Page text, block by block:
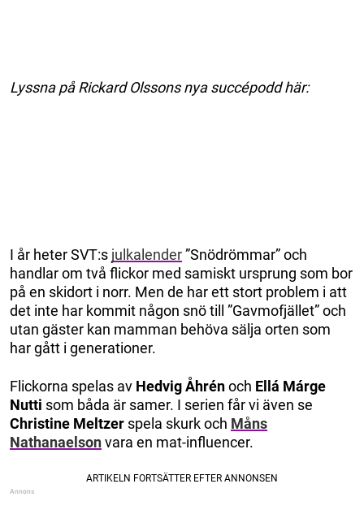
Lyssna på Rickard Olssons nya succépodd här:
I år heter SVT:s julkalender”Snödrömmar” och
handlar om två flickor med samiskt ursprung som bor
på en skidort i norr. Men de har ett stort problem i att
det inte har kommit någon snö till ”Gavmofjället” och
utan gäster kan mamman behöva sälja orten som
har gått i generationer.
Flickorna spelas av Hedvig Åhrénoch Ellá Márge
Nutti som båda är samer. I serien får vi även se
Christine Meltzer spela skurk och Måns
Nathanaelsonvara en mat-influencer.